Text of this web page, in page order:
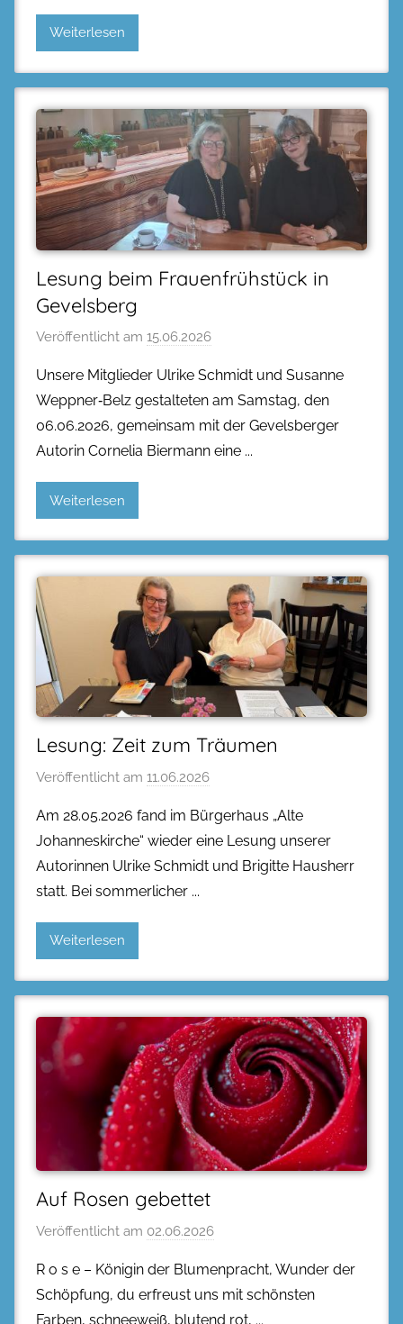
Weiterlesen
Lesung beim Frauenfrühstück in
Gevelsberg
Veröffentlicht am 15.06.2026
Unsere Mitglieder Ulrike Schmidt und Susanne
Weppner‑Belz gestalteten am Samstag, den
06.06.2026, gemeinsam mit der Gevelsberger
Autorin Cornelia Biermann eine
Weiterlesen
Lesung: Zeit zum Träumen
Veröffentlicht am 11.06.2026
Am 28.05.2026 fand im Bürgerhaus „Alte
Johanneskirche“ wieder eine Lesung unserer
Autorinnen Ulrike Schmidt und Brigitte Hausherr
statt. Bei sommerlicher
Weiterlesen
Auf Rosen gebettet
Veröffentlicht am 02.06.2026
R o s e – Königin der Blumenpracht, Wunder der
Schöpfung, du erfreust uns mit schönsten
Farben, schneeweiß, blutend rot,